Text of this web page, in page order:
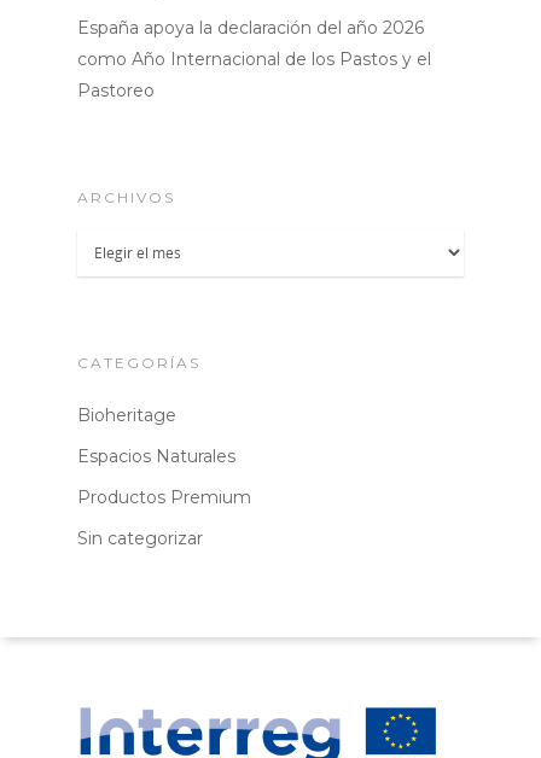
España apoya la declaración del año 2026
como Año Internacional de los Pastos y el
Pastoreo
ARCHIVOS
Archivos
CATEGORÍAS
Bioheritage
Espacios Naturales
Productos Premium
Sin categorizar